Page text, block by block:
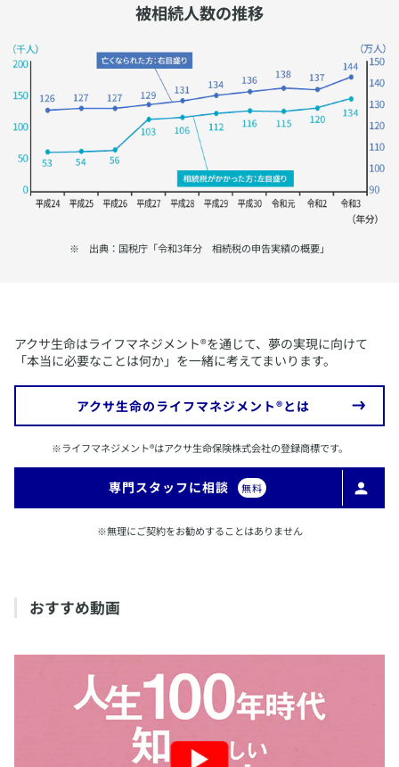
被相続人数の推移
​※ 出典：国税庁「令和3年分 相続税の申告実績の概要」
​アクサ生命はライフマネジメント®を通じて、夢の実現に向けて
「本当に必要なことは何か」を一緒に考えてまいります。
​アクサ生命のライフマネジメント®とは
​※ライフマネジメント®はアクサ生命保険株式会社の登録商標です。
​専門スタッフに相談 無料
​※無理にご契約をお勧めすることはありません
​おすすめ動画